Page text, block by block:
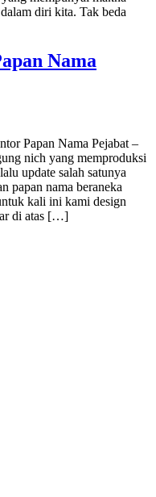
diri kita. Tak beda
Nama
Papan Nama Pejabat –
nich yang memproduksi
update salah satunya
papan nama beraneka
kali ini kami design
di atas […]